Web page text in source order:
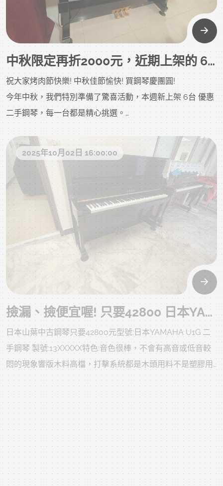
撞?是否大修?以下照片及影片把上一手的狀況坦誠給您了
中秋限定再折2000元，近期上架的 6台優惠二手鋼琴 數量有限，錯過就沒有了!
祝大家烤肉節快樂! 中秋佳節愉快! 買鋼琴慶團圓!
今年中秋，我們特別準備了驚喜活動，本週新上架 6台 優惠
二手鋼琴，每一台都是精心挑選。
更棒的是，凡在中秋節期間購買 二手鋼琴，還能再享"折價
2000元 "的超值優惠，真的非常划算!以下 六台 歡迎參考，
有詳細說明、照片及影音喔!
2025年10月02日 16:00:00
撿漏、撿便宜喔! 只要42800 日本YAMAHA U1G 二手鋼琴 自己搬 我最便宜
日本山葉中古鋼琴只要42800元型號:日本YAMAHA U1G 二
手鋼琴 製號:13XXXXX特色:音色很棒，不會有高音或低音較
悶的現象響版木料高檔，打擊系統都是木頭用料不是塑膠用
料實木支柱音色柔美，觸鍵柔和紮實日本大品牌中古鋼琴，
品質有保障，讓您無後顧之憂，買得安心放心。尺寸 寬 151
cm 高 121 cm 深 63 cm 重量 228 kg來..先給您5分鐘的時間
去蝦皮搜尋一下...U1G的價格，基本上都要6-7萬以上，甚至
有人賣破10萬..就只要42800元即刻入主，限量一台，夠香
嗎?夠香打夠香..刷一整排U1G..底下幫我留言..
2025年10月02日 15:40:00